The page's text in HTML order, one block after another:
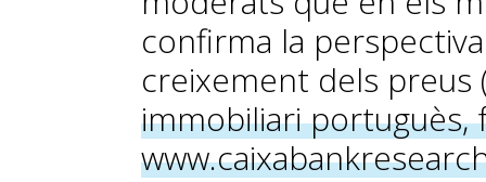
confirma la
creixement dels preus
immobiliari portuguès,